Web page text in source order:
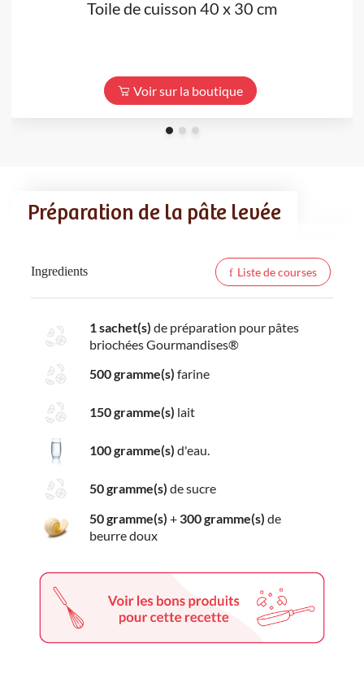
Toile de cuisson 40 x 30 cm
Voir sur la boutique
Préparation de la pâte levée
Ingredients Liste de courses
1 sachet(s) de préparation pour pâtes
briochées Gourmandises®
500 gramme(s) farine
150 gramme(s) lait
100 gramme(s) d'eau.
50 gramme(s) de sucre
50 gramme(s) + 300 gramme(s) de
beurre doux